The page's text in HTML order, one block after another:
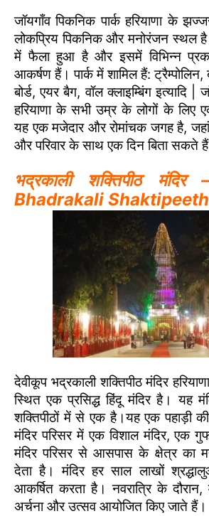
जॉयगाँव पिकनिक पार्क हरियाणा के
लोकप्रिय पिकनिक और मनोरंजन स्थल
में फैला हुआ है और इसमें विभिन्न
आकर्षण हैं। पार्क में शामिल हैं: ट्रैम्पोलिन,
बोर्ड, एयर बैग, वॉल क्लाइम्बिंग इत्यादि |
हरियाणा के सभी उम्र के लोगों के लिए
यह एक मजेदार और रोमांचक जगह है,
और परिवार के साथ एक दिन बिता सकते
भद्रकाली शक्तिपीठ
Bhadrakali
देवीकूप भद्रकाली शक्तिपीठ मंदिर
स्थित एक प्रसिद्ध हिंदू मंदिर है। यह
शक्तिपीठों में से एक है।यह एक पहाड़ी
मंदिर परिसर में एक विशाल मंदिर, एक
मंदिर परिसर से आसपास के क्षेत्र का
देता है। मंदिर हर साल लाखों
आकर्षित करता है। नवरात्रि के
अर्चना और उत्सव आयोजित किए जाते हैं।